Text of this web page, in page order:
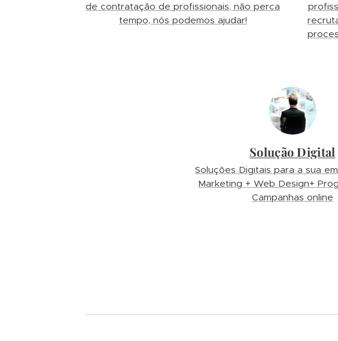
de contratação de profissionais, não perca
tempo, nós podemos ajudar!
Solução Digital
Soluções Digitais para a sua
Marketing + Web Design+
Campanhas online